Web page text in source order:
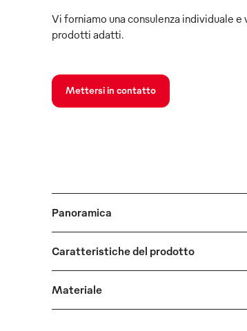
Vi forniamo una consulenza individuale e
prodotti adatti.
Mettersi in contatto
Panoramica
Caratteristiche del prodotto
Materiale